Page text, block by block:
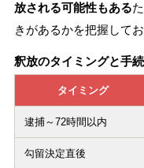
放される可能性もある
きがあるかを把握して
釈放のタイミングと手
タイミング
逮捕～72時間以内
勾留決定直後